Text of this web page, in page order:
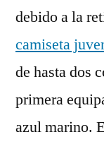
debido a la
camiseta
de hasta dos
primera
azul marino.